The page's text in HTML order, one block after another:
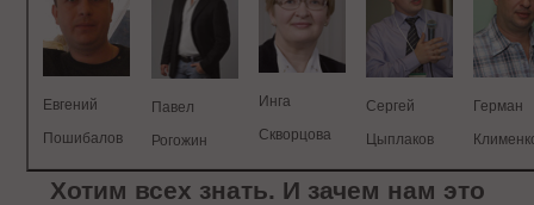
Евгений
Пошибалов
Павел
Рогожин
Инга
Скворцова
Сергей
Цыплаков
Герман
Хотим всех знать. И зачем нам это